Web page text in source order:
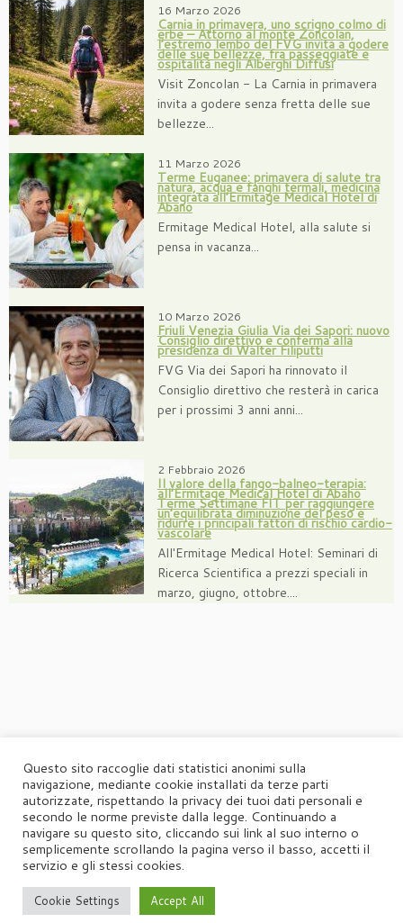
16 Marzo 2026
Carnia in primavera, uno scrigno colmo di
erbe – Attorno al monte Zoncolan,
l’estremo lembo del FVG invita a godere
delle sue bellezze, fra passeggiate e
ospitalità negli Alberghi Diffusi
Visit Zoncolan - La Carnia in primavera
invita a godere senza fretta delle sue
bellezze...
11 Marzo 2026
Terme Euganee: primavera di salute tra
natura, acqua e fanghi termali, medicina
integrata all’Ermitage Medical Hotel di
Abano
Ermitage Medical Hotel, alla salute si
pensa in vacanza...
10 Marzo 2026
Friuli Venezia Giulia Via dei Sapori: nuovo
Consiglio direttivo e conferma alla
presidenza di Walter Filiputti
FVG Via dei Sapori ha rinnovato il
Consiglio direttivo che resterà in carica
per i prossimi 3 anni anni...
2 Febbraio 2026
Il valore della fango-balneo-terapia:
all’Ermitage Medical Hotel di Abano
Terme Settimane FIT per raggiungere
un’equilibrata diminuzione del peso e
ridurre i principali fattori di rischio cardio-
vascolare
All'Ermitage Medical Hotel: Seminari di
Ricerca Scientifica a prezzi speciali in
marzo, giugno, ottobre....
·© 2026Agorà·Powered by ·Designed con il
Questo sito raccoglie dati statistici anonimi sulla
navigazione, mediante cookie installati da terze parti
autorizzate, rispettando la privacy dei tuoi dati personali e
secondo le norme previste dalla legge. Continuando a
navigare su questo sito, cliccando sui link al suo interno o
semplicemente scrollando la pagina verso il basso, accetti il
servizio e gli stessi cookies.
Cookie Settings Accept All